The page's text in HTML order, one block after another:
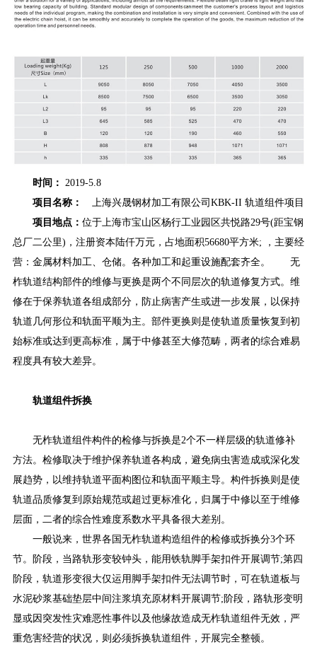
时间： 2019-5.8
项目名称： 上海兴晟钢材加工有限公司KBK-II 轨道组件项目
项目地点： 位于上海市宝山区杨行工业园区共悦路29号(距宝钢
总厂二公里)，注册资本陆仟万元，占地面积56680平方米; ，主要经
营：金属材料加工、仓储。各种加工和起重设施配套齐全。 无
柞轨道结构部件的维修与更换是两个不同层次的轨道修复方式。维
修在于保养轨道各组成部分，防止病害产生或进一步发展，以保持
轨道几何形位和轨面平顺为主。部件更换则是使轨道质量恢复到初
始标准或达到更高标准，属于中修甚至大修范畴，两者的综合难易
程度具有较大差异。
轨道组件拆换
无柞轨道组件构件的检修与拆换是2个不一样层级的轨道修补
方法。检修取决于维护保养轨道各构成，避免病虫害造成或深化发
展趋势，以维持轨道平面构图位和轨面平顺主导。构件拆换则是使
轨道品质修复到原始规范或超过更标准化，归属于中修以至于维修
层面，二者的综合性难度系数水平具备很大差别。
一般说来，世界各国无柞轨道构造组件的检修或拆换分3个环
节。阶段，当路轨形变较钟头，能用铁轨脚手架扣件开展调节;第四
阶段，轨道形变很大仅运用脚手架扣件无法调节时，可在轨道板与
水泥砂浆基础垫层中间注浆填充原材料开展调节;阶段，路轨形变明
显或因突发性灾难恶性事件以及他缘故造成无柞轨道组件无效，严
重危害经营的状况，则必须拆换轨道组件，开展完全整顿。